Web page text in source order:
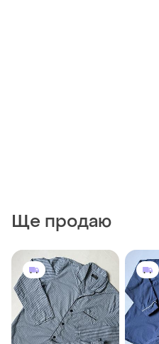
Ще продаю